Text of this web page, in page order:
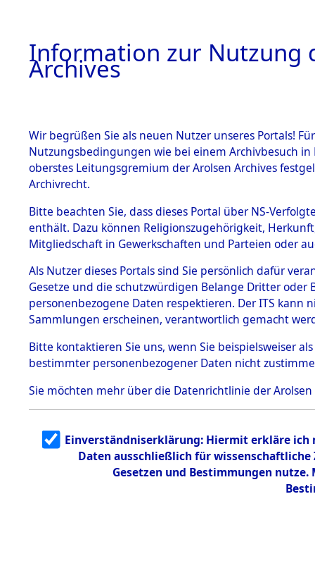
BESTÄNDE
1.
mente
5. Verschiedenes
5.3
Todesmärsche
5.3.1 Alliierte
Erhebungen
zu
Todesmärsch
en
5.3.2
g
5.3.3
Todesmärsch
Geltendorf
0069
Information zur Nutzung
Archives
Wir begrüßen Sie als neuen Nutzer unseres Portals!
Nutzungsbedingungen wie bei einem Archivbesuch
oberstes Leitungsgremium der Arolsen Archives
Archivrecht.
Bitte beachten Sie, dass dieses Portal über NS-
enthält. Dazu können Religionszugehörigkeit,
Mitgliedschaft in Gewerkschaften und Parteien oder
Als Nutzer dieses Portals sind Sie persönlich dafür
Gesetze und die schutzwürdigen Belange Dritter
personenbezogene Daten respektieren. Der ITS
Sammlungen erscheinen, verantwortlich gemacht
Bitte kontaktieren Sie uns, wenn Sie beispielsweiser
bestimmter personenbezogener Daten nicht
Sie möchten mehr über die Datenrichtlinie der Arolsen
Einverständniserklärung: Hiermit erkläre ich
Daten ausschließlich für
Gesetzen und Bestimmungen